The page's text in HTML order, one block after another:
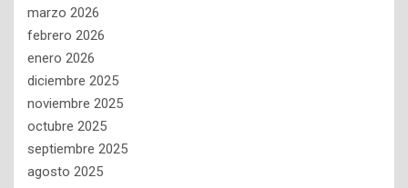
marzo 2026
febrero 2026
enero 2026
diciembre 2025
noviembre 2025
octubre 2025
septiembre 2025
agosto 2025